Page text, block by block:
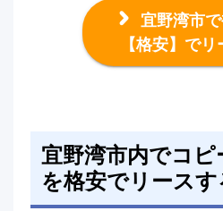
宜野湾市
【格安】で
宜野湾市内でコピ
を格安でリース